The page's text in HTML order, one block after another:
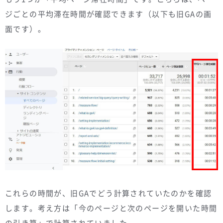
ジごとの平均滞在時間が確認できます（以下も旧GAの画
面です）。
これらの時間が、旧GAでどう計算されていたのかを確認
します。考え方は「今のページと次のページを開いた時間